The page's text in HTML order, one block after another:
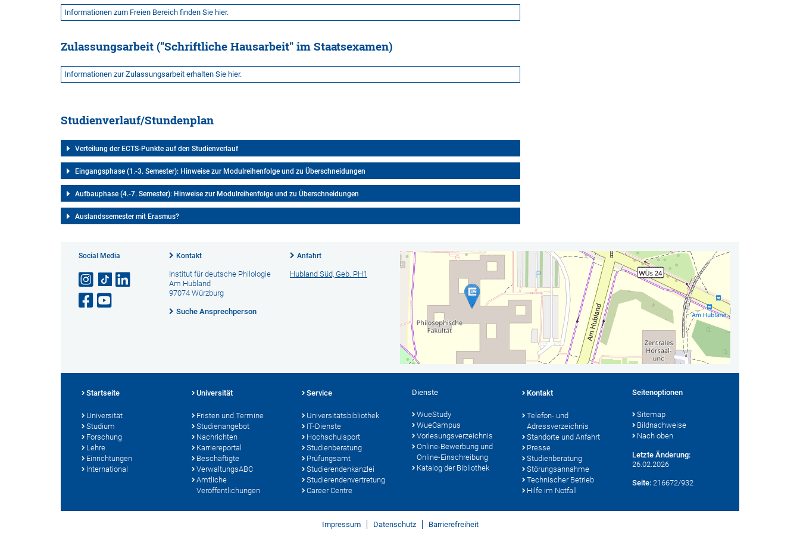
Informationen zum Freien Bereich finden Sie hier.
Zulassungsarbeit ("Schriftliche Hausarbeit" im Staatsexamen)
Informationen zur Zulassungsarbeit erhalten Sie hier.
Studienverlauf/Stundenplan
Verteilung der ECTS-Punkte auf den Studienverlauf
Eingangsphase (1.-3. Semester): Hinweise zur Modulreihenfolge und zu Überschneidungen
Aufbauphase (4.-7. Semester): Hinweise zur Modulreihenfolge und zu Überschneidungen
Auslandssemester mit Erasmus?
Social Media Kontakt
Institut für deutsche Philologie
Am Hubland
97074 Würzburg
Suche Ansprechperson
Anfahrt
Hubland Süd, Geb. PH1
Startseite
Universität
Studium
Forschung
Lehre
Einrichtungen
International
Universität
Fristen und Termine
Studienangebot
Nachrichten
Karriereportal
Beschäftigte
VerwaltungsABC
Amtliche
Veröffentlichungen
Service
Universitätsbibliothek
IT-Dienste
Hochschulsport
Studienberatung
Prüfungsamt
Studierendenkanzlei
Studierendenvertretung
Career Centre
Dienste
WueStudy
WueCampus
Vorlesungsverzeichnis
Online-Bewerbung und
Online-Einschreibung
Katalog der Bibliothek
Kontakt
Telefon- und
Adressverzeichnis
Standorte und Anfahrt
Presse
Studienberatung
Störungsannahme
Technischer Betrieb
Hilfe im Notfall
Seitenoptionen
Sitemap
Bildnachweise
Nach oben
Letzte Änderung:
26.02.2026
Seite: 216672/932
Impressum Datenschutz Barrierefreiheit